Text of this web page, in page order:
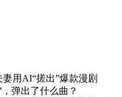
用AI“搓出”爆款漫剧
弹出了什么曲？